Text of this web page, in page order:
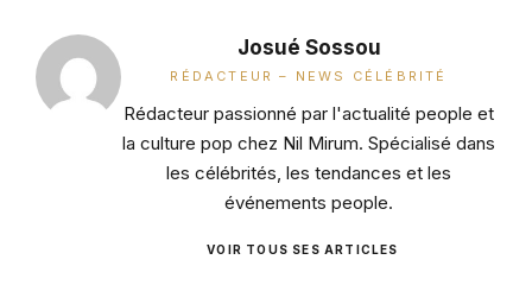
Josué Sossou
RÉDACTEUR – NEWS CÉLÉBRITÉ
Rédacteur passionné par l'actualité people et
la culture pop chez Nil Mirum. Spécialisé dans
les célébrités, les tendances et les
événements people.
VOIR TOUS SES ARTICLES